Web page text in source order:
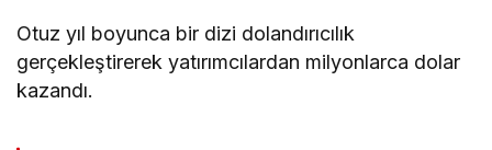
Otuz yıl boyunca bir dizi dolandırıcılık
gerçekleştirerek yatırımcılardan milyonlarca dolar
kazandı.